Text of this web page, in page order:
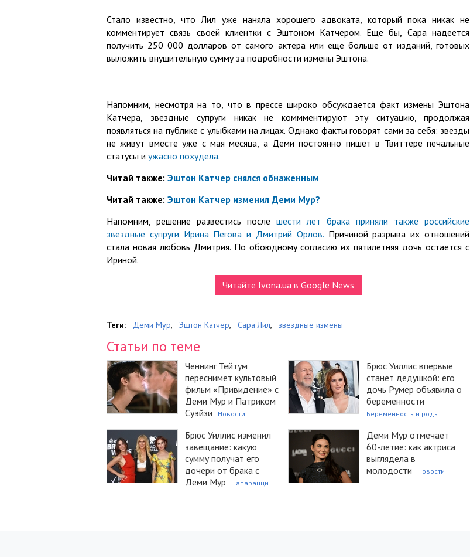
Стало известно, что Лил уже наняла хорошего адвоката, который пока никак не
комментирует связь своей клиентки с Эштоном Катчером. Еще бы, Сара надеется
получить 250 000 долларов от самого актера или еще больше от изданий, готовых
выложить внушительную сумму за подробности измены Эштона.
Напомним, несмотря на то, что в прессе широко обсуждается факт измены Эштона
Катчера, звездные супруги никак не коммментируют эту ситуацию, продолжая
появляться на публике с улыбками на лицах. Однако факты говорят сами за себя: звезды
не живут вместе уже с мая месяца, а Деми постоянно пишет в Твиттере печальные
статусы и ужасно похудела.
Читай также: Эштон Катчер снялся обнаженным
Читай также: Эштон Катчер изменил Деми Мур?
Напомним, решение развестись после шести лет брака приняли также российские
звездные супруги Ирина Пегова и Дмитрий Орлов.Причиной разрыва их отношений
стала новая любовь Дмитрия. По обоюдному согласию их пятилетняя дочь остается с
Ириной.
Читайте Ivona.ua в Google News
Теги: Деми Мур Эштон Катчер Сара Лил звездные измены
Статьи по теме
Ченнинг Тейтум
переснимет культовый
фильм «Привидение» с
Деми Мур и Патриком
Суэйзи
Новости
Брюс Уиллис впервые
станет дедушкой: его
дочь Румер объявила о
беременности
Беременность и роды
Брюс Уиллис изменил
завещание: какую
сумму получат его
дочери от брака с
Деми Мур
Папарацци
Деми Мур отмечает
60-летие: как актриса
выглядела в
молодости
Новости